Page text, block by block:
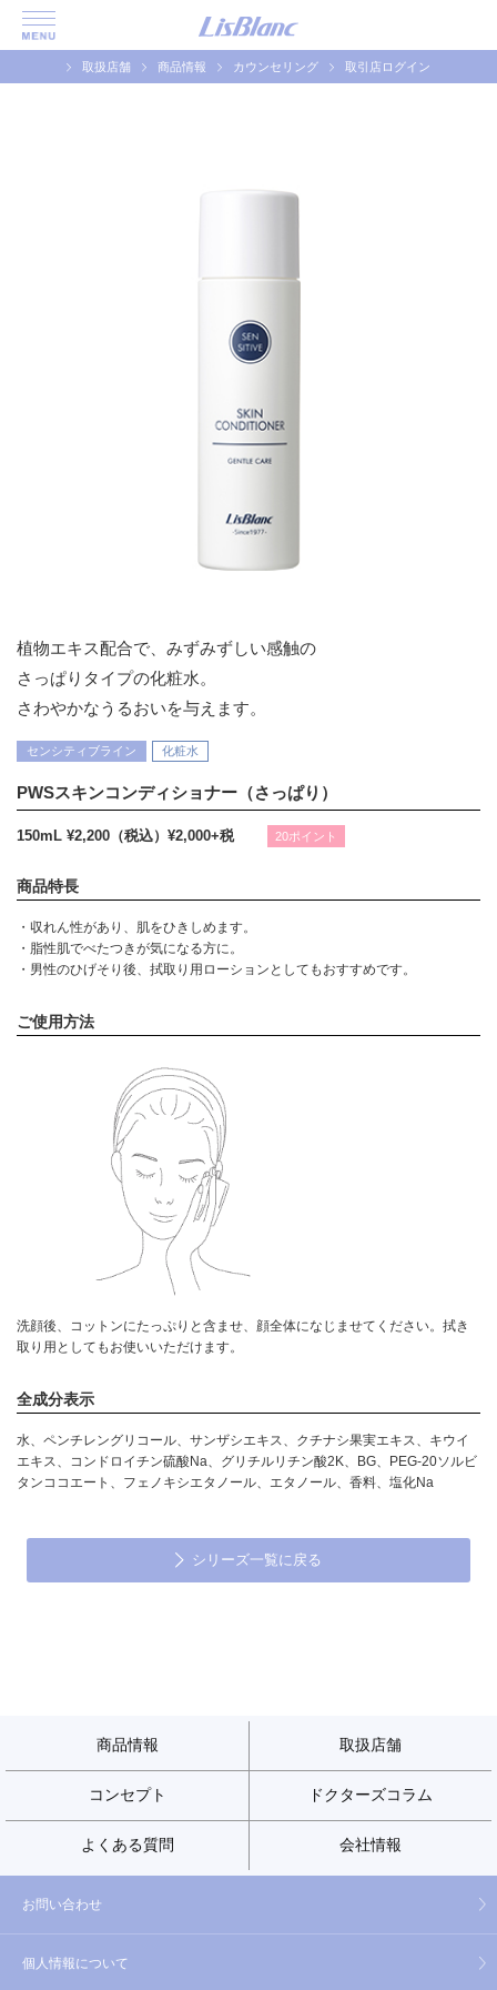
取扱店舗 商品情報 カウンセリング 取引店ログイン
植物エキス配合で、みずみずしい感触の
さっぱりタイプの化粧水。
さわやかなうるおいを与えます。
センシティブライン 化粧水
PWSスキンコンディショナー（さっぱり）
150mL ¥2,200（税込） ¥2,000+税 20ポイント
商品特長
・収れん性があり、肌をひきしめます。
・脂性肌でべたつきが気になる方に。
・男性のひげそり後、拭取り用ローションとしてもおすすめです。
ご使用方法
洗顔後、コットンにたっぷりと含ませ、顔全体になじませてください。拭き
取り用としてもお使いいただけます。
全成分表示
水、ペンチレングリコール、サンザシエキス、クチナシ果実エキス、キウイ
エキス、コンドロイチン硫酸Na、グリチルリチン酸2K、BG、PEG-20ソルビ
タンココエート、フェノキシエタノール、エタノール、香料、塩化Na
シリーズ一覧に戻る
商品情報 取扱店舗
コンセプト ドクターズコラム
よくある質問 会社情報
お問い合わせ
個人情報について